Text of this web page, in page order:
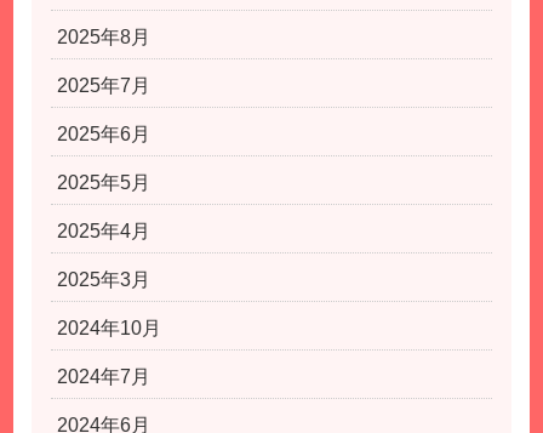
2025年8月
2025年7月
2025年6月
2025年5月
2025年4月
2025年3月
2024年10月
2024年7月
2024年6月